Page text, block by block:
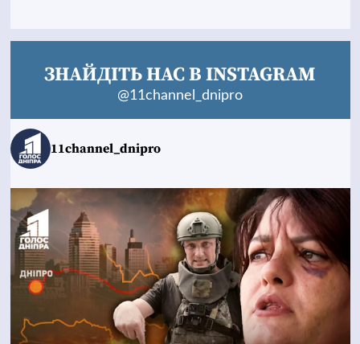
ЗНАЙДІТЬ НАС В INSTAGRAM
@11channel_dnipro
11channel_dnipro